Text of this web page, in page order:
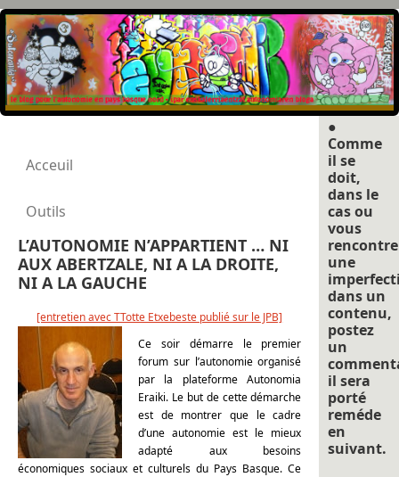
Acceuil
Outils
L’AUTONOMIE N’APPARTIENT … NI
AUX ABERTZALE, NI A LA DROITE,
NI A LA GAUCHE
[entretien avec TTotte Etxebeste publié sur le JPB]
Ce soir démarre le premier
forum sur l’autonomie organisé
par la plateforme Autonomia
Eraiki. Le but de cette démarche
est de montrer que le cadre
d’une autonomie est le mieux
adapté aux besoins
économiques sociaux et culturels du Pays Basque. Ce
●
Comme
il se
doit,
dans le
cas ou
vous
une
dans un
contenu,
postez
un
il sera
porté
reméde
en
suivant.